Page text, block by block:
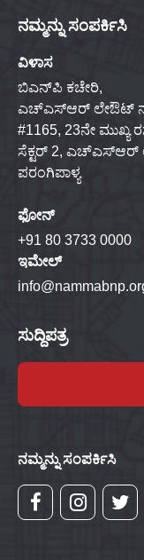
ನಮ್ಮನ್ನು ಸಂಪರ್ಕಿಸಿ
ವಿಳಾಸ
ಬಿಎನ್‌ಪಿ ಕಚೇರಿ,
ಎಚ್‌ಎಸ್‌ಆರ್ ಲೇಔಟ್
#1165, 23ನೇ ಮುಖ್ಯ
ಸೆಕ್ಟರ್ 2, ಎಚ್‌ಎಸ್‌ಆರ್
ಪರಂಗಿಪಾಳ್ಯ
ಫೋನ್
+91 80 3733 0000
ಇಮೇಲ್
ಸುದ್ದಿಪತ್ರ
ನಮ್ಮನ್ನು ಸಂಪರ್ಕಿಸಿ